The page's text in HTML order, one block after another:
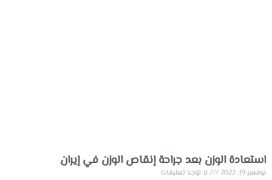
استعادة الوزن بعد جراحة إنقاص الوزن في إيران
نوفمبر 19, 2022 لا توجد تعليقات